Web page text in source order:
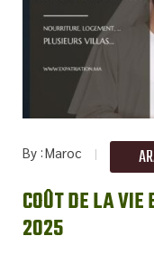
By Maroc
COÛT DE LA VIE
2025